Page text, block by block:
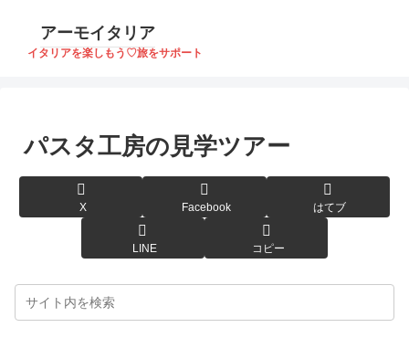
アーモイタリア
イタリアを楽しもう♡旅をサポート
パスタ工房の見学ツアー
X Facebook はてブ
LINE コピー